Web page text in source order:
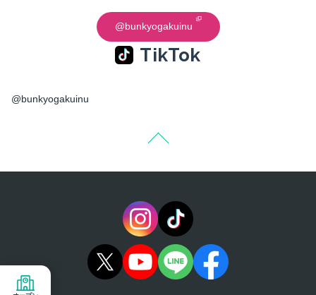
@bunkyogakuinu
TikTok
@bunkyogakuinu